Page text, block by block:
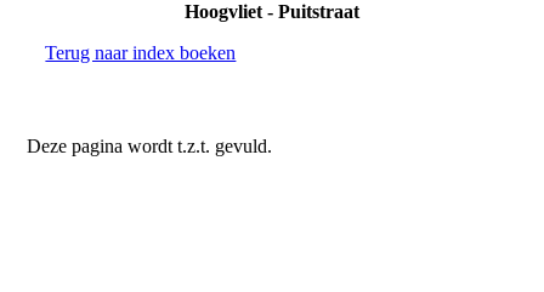
Hoogvliet - Puitstraat
Terug naar index boeken
Deze pagina wordt t.z.t. gevuld.